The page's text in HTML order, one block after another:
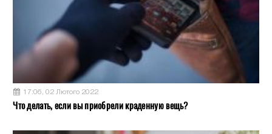
17:06, 02 Лютого 2022
Что делать, если вы приобрели краденную вещь?